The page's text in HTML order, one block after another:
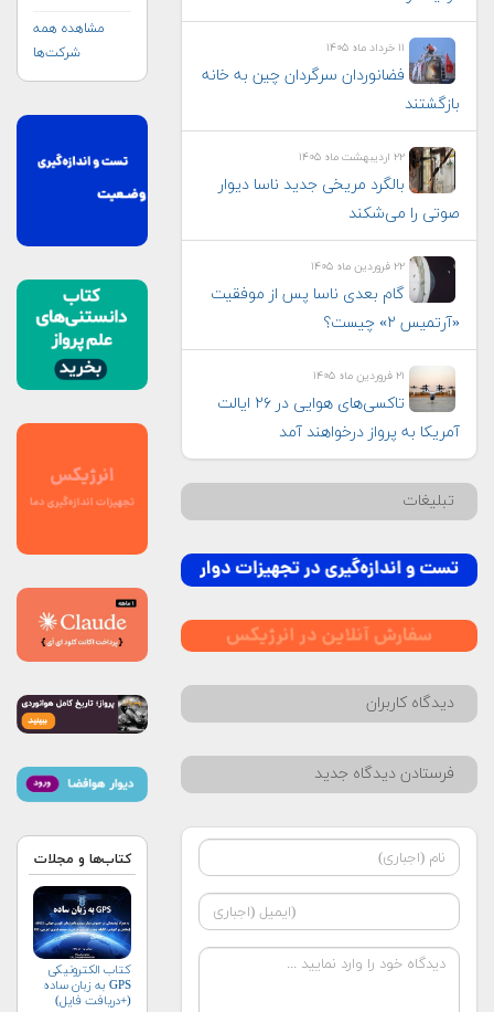
۱۱ خرداد ماه ۱۴۰۵
فضانوردان سرگردان چین به خانه
بازگشتند
۲۲ اردیبهشت ماه ۱۴۰۵
بالگرد مریخی جدید ناسا دیوار
صوتی را می‌شکند
۲۲ فروردین ماه ۱۴۰۵
گام بعدی ناسا پس از موفقیت
«آرتمیس ۲» چیست؟
۲۱ فروردین ماه ۱۴۰۵
تاکسی‌های هوایی در ۲۶ ایالت
آمریکا به پرواز درخواهند آمد
تبلیغات
دیدگاه کاربران
فرستادن دیدگاه جدید
مشاهده همه
شرکت‌ها
کتاب‌ها و مجلات
کتاب الکترونیکی
GPS به زبان ساده
(+دریافت فایل)